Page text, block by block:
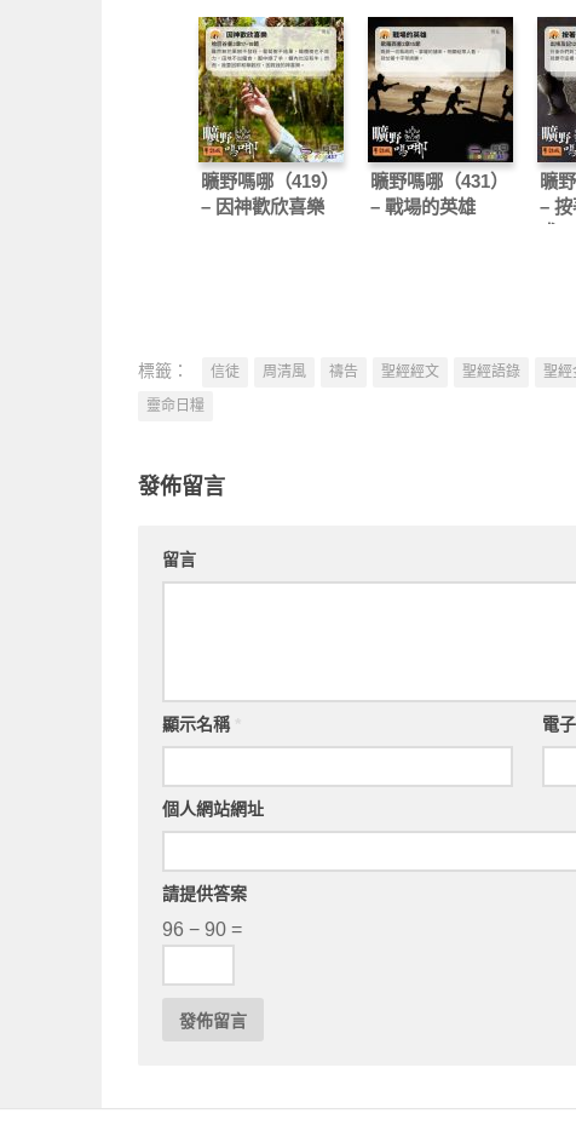
曠野嗎哪（419）
– 因神歡欣喜樂
曠野嗎哪（431）
– 戰場的英雄
曠
–
標籤： 信徒 周清風 禱告 聖經經文 聖經語錄 聖經
靈命日糧
發佈留言
留言
顯示名稱 電
個人網站網址
請提供答案
96 − 90 =